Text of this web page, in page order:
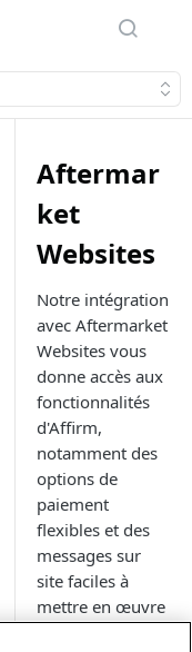
Aftermar
ket
Websites
Notre intégration
avec Aftermarket
Websites vous
donne accès aux
fonctionnalités
d'Affirm,
notamment des
options de
paiement
flexibles et des
messages sur
site faciles à
mettre en œuvre